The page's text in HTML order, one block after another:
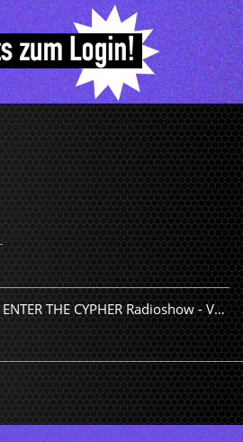
ENTER THE CYPHER Radioshow-Various Artists